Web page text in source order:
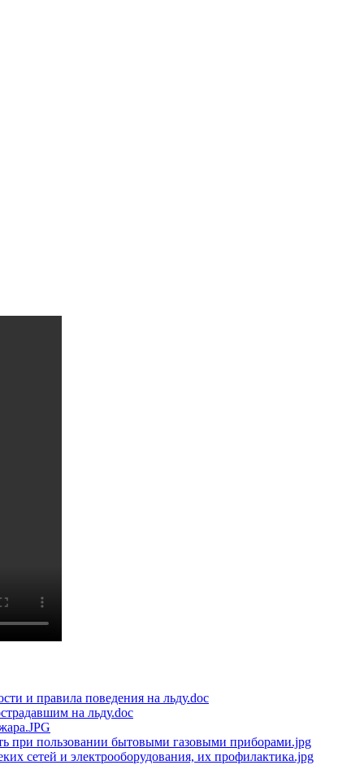
и правила поведения на льду.doc
на льду.doc
при пользовании бытовыми газовыми приборами.jpg
сетей и электрооборудования, их профилактика.jpg